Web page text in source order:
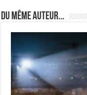
Du même auteur...